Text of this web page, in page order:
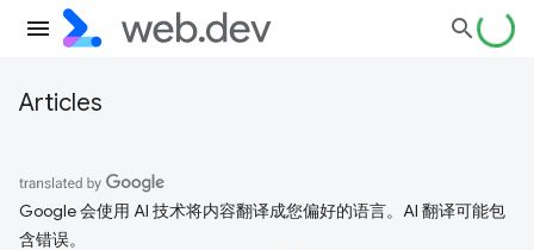
Articles
Google 会使用 AI 技术将内容翻译成您偏好的语言。AI 翻译可能包
含错误。